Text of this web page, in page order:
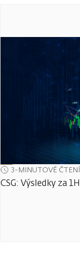
3-MINUTOVÉ ČTENÍ
CSG: Výsledky za